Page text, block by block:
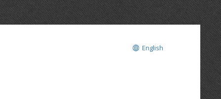
English